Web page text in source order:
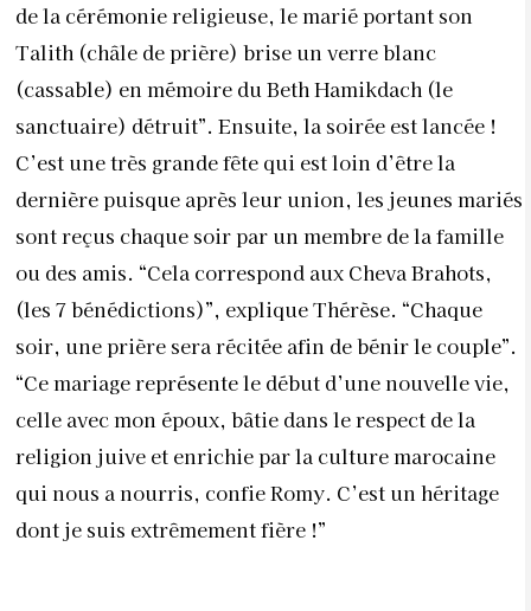
de la cérémonie religieuse, le marié portant son
Talith (châle de prière) brise un verre blanc
(cassable) en mémoire du Beth Hamikdach (le
sanctuaire) détruit”. Ensuite, la soirée est lancée !
C’est une très grande fête qui est loin d’être la
dernière puisque après leur union, les jeunes mariés
sont reçus chaque soir par un membre de la famille
ou des amis. “Cela correspond aux Cheva Brahots,
(les 7 bénédictions)”, explique Thérèse. “Chaque
soir, une prière sera récitée afin de bénir le couple”.
“Ce mariage représente le début d’une nouvelle vie,
celle avec mon époux, bâtie dans le respect de la
religion juive et enrichie par la culture marocaine
qui nous a nourris, confie Romy. C’est un héritage
dont je suis extrêmement fière !”